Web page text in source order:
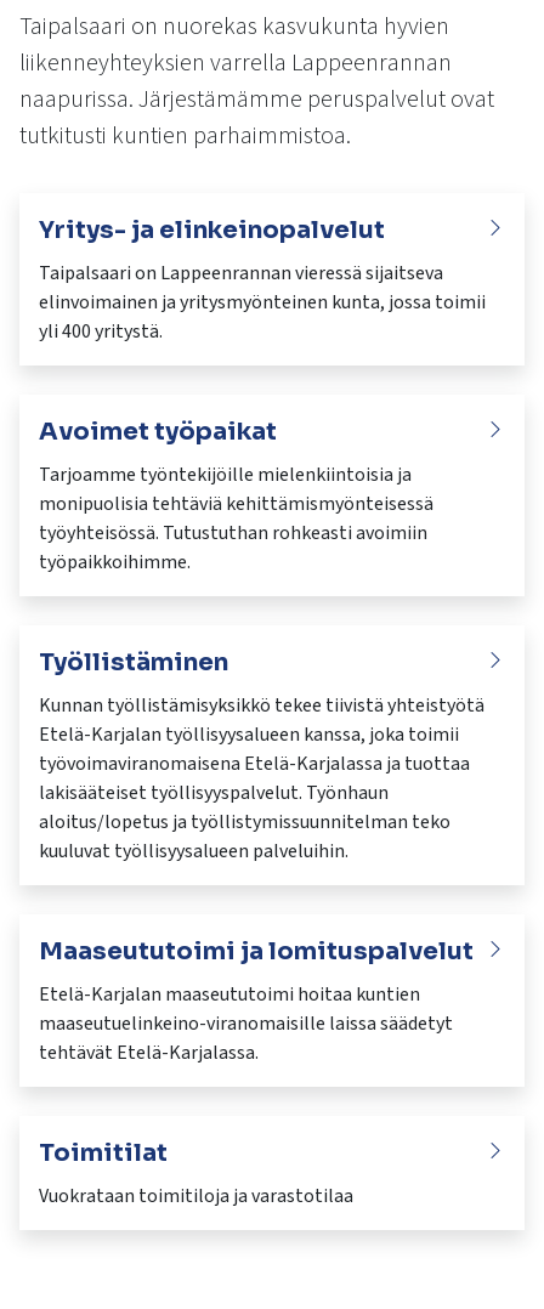
ja
pyyhkäisyliikkeitä.
Taipalsaari on nuorekas kasvukunta hyvien
liikenneyhteyksien varrella Lappeenrannan
naapurissa. Järjestämämme peruspalvelut ovat
tutkitusti kuntien parhaimmistoa.
Yritys- ja elinkeinopalvelut
Taipalsaari on Lappeenrannan vieressä sijaitseva
elinvoimainen ja yritysmyönteinen kunta, jossa toimii
yli 400 yritystä.
Avoimet työpaikat
Tarjoamme työntekijöille mielenkiintoisia ja
monipuolisia tehtäviä kehittämismyönteisessä
työyhteisössä. Tutustuthan rohkeasti avoimiin
työpaikkoihimme.
Työllistäminen
Kunnan työllistämisyksikkö tekee tiivistä yhteistyötä
Etelä-Karjalan työllisyysalueen kanssa, joka toimii
työvoimaviranomaisena Etelä-Karjalassa ja tuottaa
lakisääteiset työllisyyspalvelut. Työnhaun
aloitus/lopetus ja työllistymissuunnitelman teko
kuuluvat työllisyysalueen palveluihin.
Maaseututoimi ja lomituspalvelut
Etelä-Karjalan maaseututoimi hoitaa kuntien
maaseutuelinkeino-viranomaisille laissa säädetyt
tehtävät Etelä-Karjalassa.
Toimitilat
Vuokrataan toimitiloja ja varastotilaa